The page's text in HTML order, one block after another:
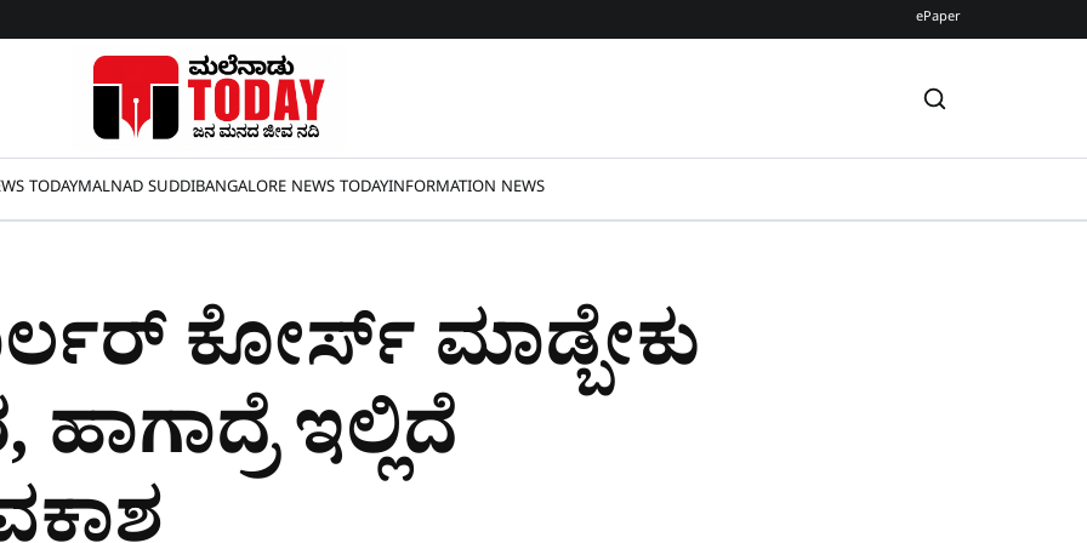
ePaper
TODAYMALNAD SUDDIBANGALORE NEWS TODAYINFORMATION NEWS
ಕೋರ್ಸ್​​ ಮಾಡ್ಬೇಕು
ಹಾಗಾದ್ರೆ ಇಲ್ಲಿದೆ